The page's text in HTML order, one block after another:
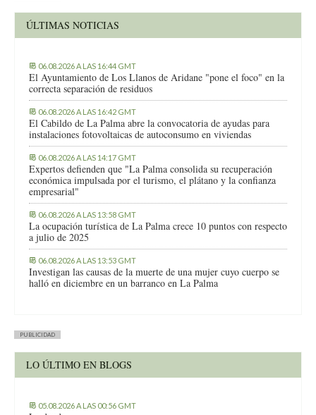
ÚLTIMAS NOTICIAS
06.08.2026 A LAS 16:44 GMT
El Ayuntamiento de Los Llanos de Aridane "pone el foco" en la
correcta separación de residuos
06.08.2026 A LAS 16:42 GMT
El Cabildo de La Palma abre la convocatoria de ayudas para
instalaciones fotovoltaicas de autoconsumo en viviendas
06.08.2026 A LAS 14:17 GMT
Expertos defienden que "La Palma consolida su recuperación
económica impulsada por el turismo, el plátano y la confianza
empresarial"
06.08.2026 A LAS 13:58 GMT
La ocupación turística de La Palma crece 10 puntos con respecto
a julio de 2025
06.08.2026 A LAS 13:53 GMT
Investigan las causas de la muerte de una mujer cuyo cuerpo se
halló en diciembre en un barranco en La Palma
PUBLICIDAD
LO ÚLTIMO EN BLOGS
05.08.2026 A LAS 00:56 GMT